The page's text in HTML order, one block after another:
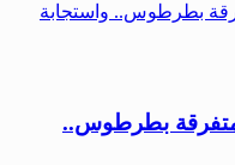
بطرطوس..